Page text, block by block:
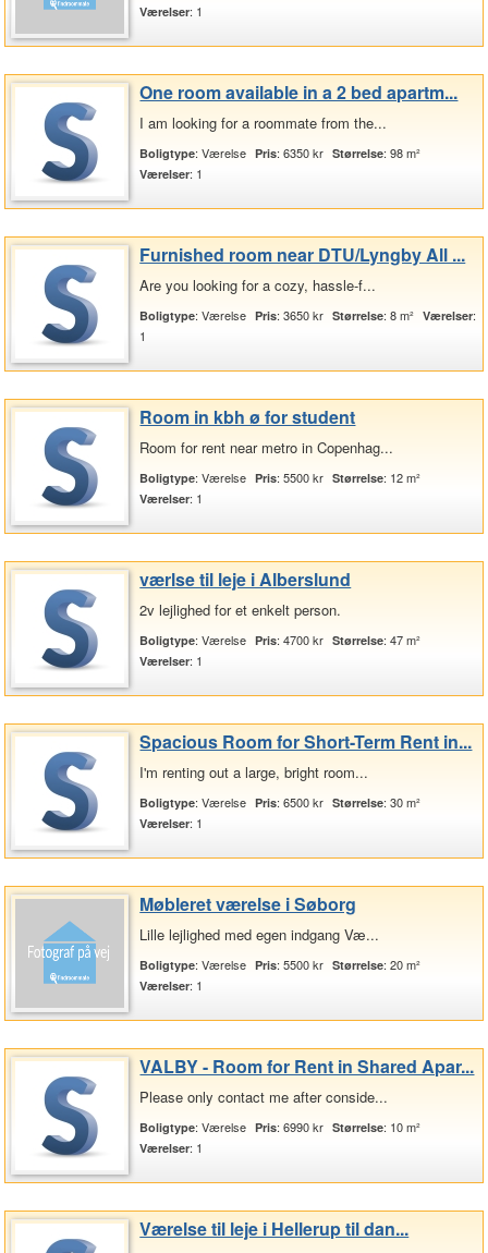
Værelser: 1
One room available in a 2 bed apartm...
I am looking for a roommate from the...
Boligtype: Værelse Pris: 6350 kr Størrelse: 98 m²
Værelser: 1
Furnished room near DTU/Lyngby All ...
Are you looking for a cozy, hassle-f...
Boligtype: Værelse Pris: 3650 kr Størrelse: 8 m² Værelser:
1
Room in kbh ø for student
Room for rent near metro in Copenhag...
Boligtype: Værelse Pris: 5500 kr Størrelse: 12 m²
Værelser: 1
værlse til leje i Alberslund
2v lejlighed for et enkelt person.
Boligtype: Værelse Pris: 4700 kr Størrelse: 47 m²
Værelser: 1
Spacious Room for Short-Term Rent in...
I'm renting out a large, bright room...
Boligtype: Værelse Pris: 6500 kr Størrelse: 30 m²
Værelser: 1
Møbleret værelse i Søborg
Lille lejlighed med egen indgang Væ...
Boligtype: Værelse Pris: 5500 kr Størrelse: 20 m²
Værelser: 1
VALBY - Room for Rent in Shared Apar...
Please only contact me after conside...
Boligtype: Værelse Pris: 6990 kr Størrelse: 10 m²
Værelser: 1
Værelse til leje i Hellerup til dan...